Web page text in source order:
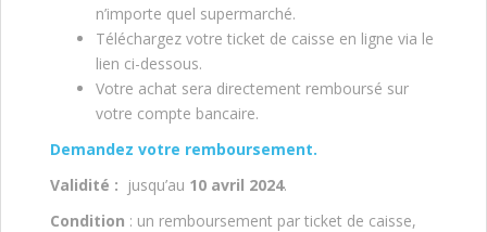
n’importe quel supermarché.
Téléchargez votre ticket de caisse en ligne via le
lien ci-dessous.
Votre achat sera directement remboursé sur
votre compte bancaire.
Demandez votre remboursement.
Validité : jusqu’au 10 avril 2024.
Condition : un remboursement par ticket de caisse,